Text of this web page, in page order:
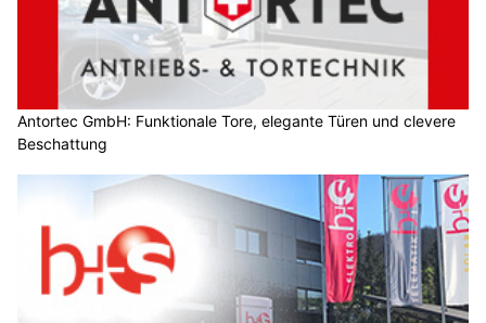
Antortec GmbH: Funktionale Tore, elegante Türen und clevere
Beschattung